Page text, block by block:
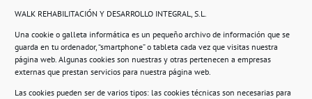
WALK REHABILITACIÓN Y DESARROLLO INTEGRAL, S.L.
Una cookie o galleta informática es un pequeño archivo de información que se
guarda en tu ordenador, “smartphone” o tableta cada vez que visitas nuestra
página web. Algunas cookies son nuestras y otras pertenecen a empresas
externas que prestan servicios para nuestra página web.
Las cookies pueden ser de varios tipos: las cookies técnicas son necesarias para
Información